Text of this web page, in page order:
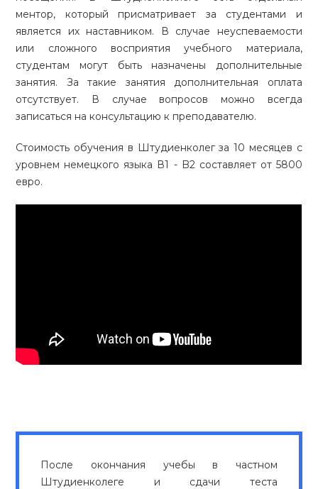
ментор, который присматривает за студентами и
является их наставником. В случае неуспеваемости
или сложного восприятия учебного материала,
студентам могут быть назначены дополнительные
занятия. За такие занятия дополнительная оплата
отсутствует. В случае вопросов можно всегда
записаться на консультацию к преподавателю.
Стоимость обучения в Штудиенколег за 10 месяцев с
уровнем немецкого языка В1 - B2 составляет от 5800
евро.
После окончания учебы в частном
Штудиенколеге и сдачи теста